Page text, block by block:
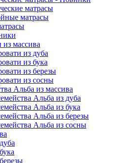
матрасы
матрасы
массива
из дуба
из бука
из березы
из сосны
Альба из массива
Альба из дуба
Альба из бука
Альба из березы
Альба из сосны